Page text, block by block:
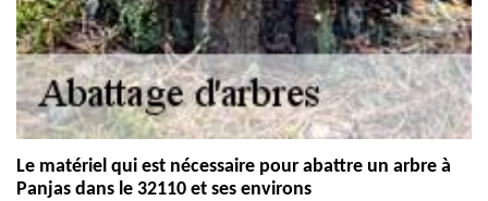
Le matériel qui est nécessaire pour abattre un arbre à
Panjas dans le 32110 et ses environs